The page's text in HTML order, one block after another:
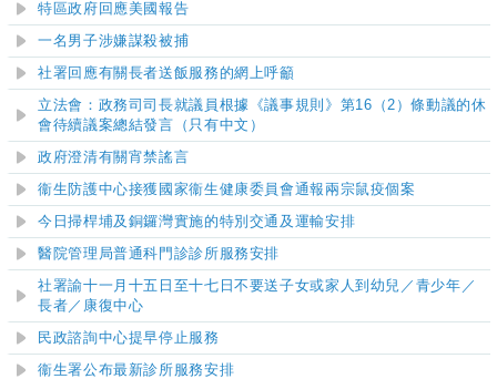
特區政府回應美國報告
一名男子涉嫌謀殺被捕
社署回應有關長者送飯服務的網上呼籲
立法會：政務司司長就議員根據《議事規則》第16 （2 ）條動議的休
會待續議案總結發言（只有中文）
政府澄清有關宵禁謠言
衞生防護中心接獲國家衞生健康委員會通報兩宗鼠疫個案
今日掃桿埔及銅鑼灣實施的特別交通及運輸安排
醫院管理局普通科門診診所服務安排
社署諭十一月十五日至十七日不要送子女或家人到幼兒／青少年／
長者／康復中心
民政諮詢中心提早停止服務
衞生署公布最新診所服務安排